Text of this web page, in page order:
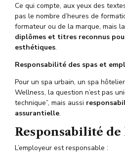
Ce qui compte, aux yeux des
pas le nombre d’heures de
formateur ou de la marque, mais la
diplômes et titres reconnus
esthétiques.
Responsabilité des spas et
Pour un spa urbain, un spa
Wellness, la question n’est pas
technique”, mais aussi
assurantielle.
Responsabilité de
L’employeur est responsable :